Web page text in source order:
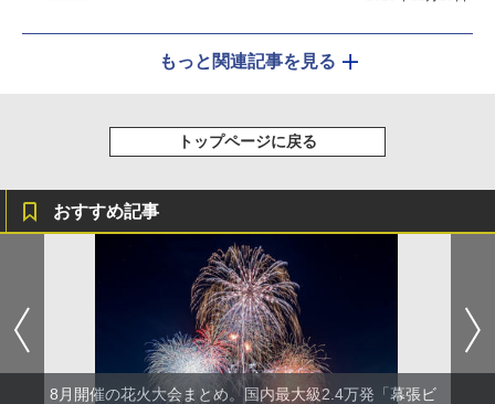
もっと関連記事を見る
トップページに戻る
おすすめ記事
8月開催の花火大会まとめ。国内最大級2.4万発「幕張ビ